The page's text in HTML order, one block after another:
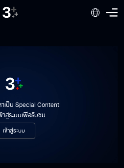
เป็น Special Content
าสู่ระบบเพื่อรับชม
เข้าสู่ระบบ